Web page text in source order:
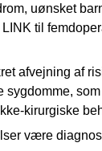
uønsket
til
afvejning af
sygdomme,
kirurgiske
være